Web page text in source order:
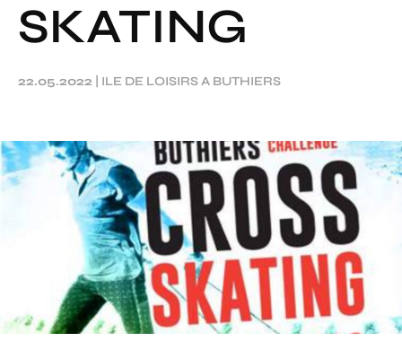
SKATING
22.05.2022 ILE DE LOISIRS A BUTHIERS